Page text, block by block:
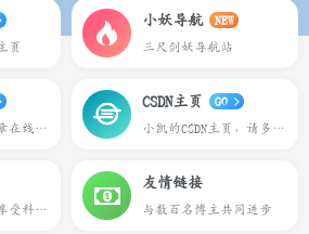
页
小妖导航 NEW
三尺剑妖导航站
学术、知识库文章在线预览下载
CSDN主页 GO
小凯的CSDN主页，请多多关照
和三尺剑妖一起享受科技带来的乐趣
友情链接
与数百名博主共同进步